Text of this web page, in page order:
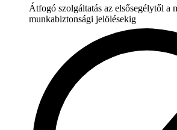
Átfogó szolgáltatás az elsősegélytől a
munkabiztonsági jelölésekig